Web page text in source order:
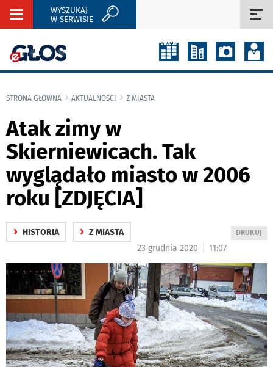
Rozwiń
WYSZUKAJ
W SERWISIE
STRONA GŁÓWNA AKTUALNOŚCI Z MIASTA
Atak zimy w
Skierniewicach. Tak
wyglądało miasto w 2006
roku [ZDJĘCIA]
› HISTORIA › Z MIASTA
WYDRUKUJ
DRUKUJ
23 grudnia 2020 11:07